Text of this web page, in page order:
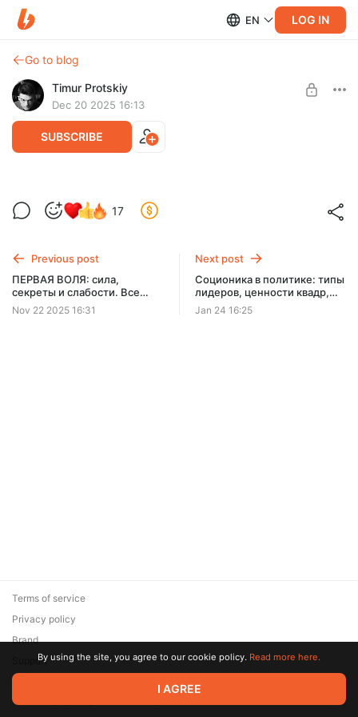
EN LOG IN
Go to blog
Timur Protskiy
Dec 20 2025 16:13
SUBSCRIBE
Как работает Чёрная Этика в жизни и
отношениях + мастер-класс по ЧЭ
Level required:
UNLOCK POST
17
Previous post
ПЕРВАЯ ВОЛЯ: сила,
секреты и слабости. Все
тайны 1В
Nov 22 2025 16:31
Next post
Соционика в политике: типы
лидеров, ценности квадр,
интегральные типы стран
Jan 24 16:25
© 2026 Zaya Solutions Limited. All rights reserved. All trademarks
are the property of their respective owners.
Terms of service
Privacy policy
Brand
SupportBy using the site, you agree to our cookie policy. Read more here.
I AGREE